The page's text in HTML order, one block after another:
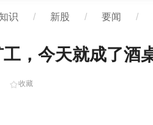
识 / 新股 / 要闻 /
，今天就成了酒
收藏